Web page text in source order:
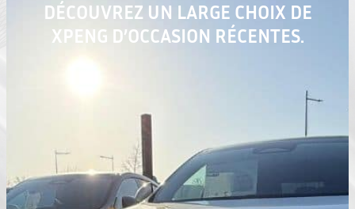
DÉCOUVREZ UN LARGE CHOIX DE
XPENG D’OCCASION RÉCENTES.